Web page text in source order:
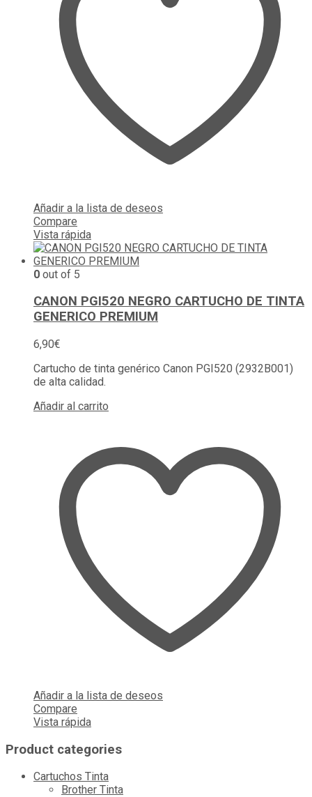
Añadir a la lista de deseos
Compare
Vista rápida
0 out of 5
CANON PGI520 NEGRO CARTUCHO DE TINTA
GENERICO PREMIUM
6,90€
Cartucho de tinta genérico Canon PGI520 (2932B001)
de alta calidad.
Añadir al carrito
Añadir a la lista de deseos
Compare
Vista rápida
Product categories
Cartuchos Tinta
Brother Tinta